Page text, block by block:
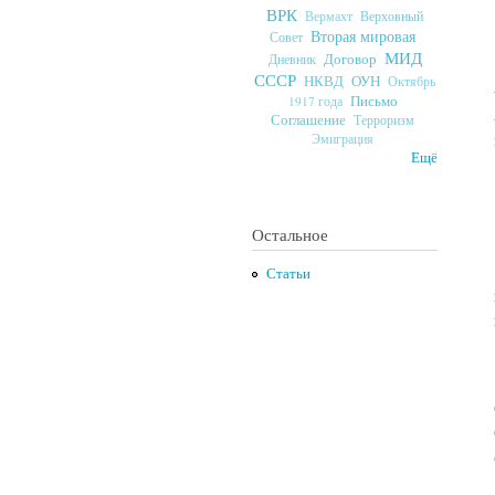
ВРК Вермахт Верховный
Совет Вторая мировая
Дневник Договор МИД
СССР НКВД ОУН Октябрь
1917 года Письмо
Соглашение Терроризм
Эмиграция
Ещё
Остальное
Статьи